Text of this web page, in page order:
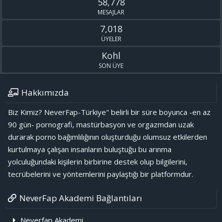
Birde şuna bak bu da jacob Bernatt gerçekten farklı ve özel bir
çocuk ve gelişmeye aşırı takıntılı ,aradaki farkı görebiliyor musun ?
(Türkçe altyazı mevcut) 15:27-17:50 arasını özellikle izlemesin
dostum.
MESAJLAR
7,018
ÜYELER
Kohl
SON ÜYE
Hakkımızda
Biz Kimiz? NeverFap-Türkiye" belirli bir süre boyunca -en az
90 gün- pornografi, mastürbasyon ve orgazmdan uzak
durarak porno bağımlılığının oluşturduğu olumsuz etkilerden
kurtulmaya çalışan insanların buluştuğu bu arınma
yolculuğundaki kişilerin birbirine destek olup bilgilerini,
tecrübelerini ve yöntemlerini paylaştığı bir platformdur.
NeverFap Akademi Bağlantıları